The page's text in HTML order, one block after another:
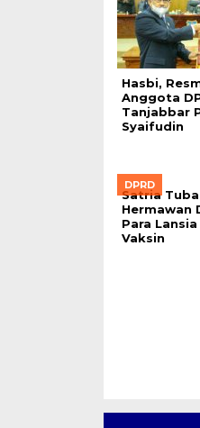
Hasbi,
Anggota
Tanjabbar
Syaifudin
DPRD
Satria
Hermawan
Para
Vaksin